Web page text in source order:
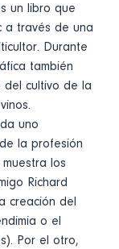
un libro que
a través de una
Durante
también
del cultivo de la
uno
la profesión
los
Richard
creación del
o el
Por el otro,